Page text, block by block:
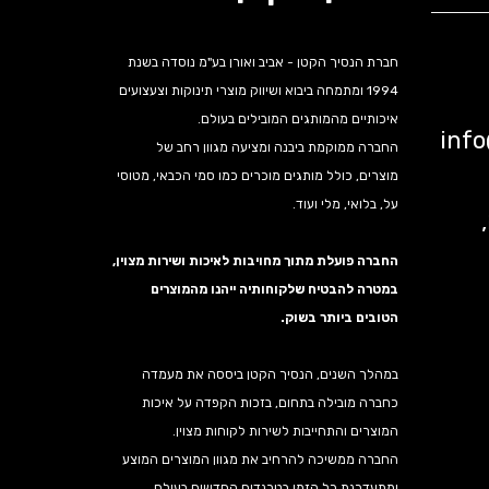
חברת הנסיך הקטן - אביב ואורן בע"מ נוסדה בשנת
1994 ומתמחה ביבוא ושיווק מוצרי תינוקות וצעצועים
איכותיים מהמותגים המובילים בעולם.
החברה ממוקמת ביבנה ומציעה מגוון רחב של
מוצרים, כולל מותגים מוכרים כמו סמי הכבאי, מטוסי
על, בלואי, מלי ועוד.
החברה פועלת מתוך מחויבות לאיכות ושירות מצוין,
במטרה להבטיח שלקוחותיה ייהנו מהמוצרים
הטובים ביותר בשוק.
במהלך השנים, הנסיך הקטן ביססה את מעמדה
כחברה מובילה בתחום, בזכות הקפדה על איכות
המוצרים והתחייבות לשירות לקוחות מצוין.
החברה ממשיכה להרחיב את מגוון המוצרים המוצע